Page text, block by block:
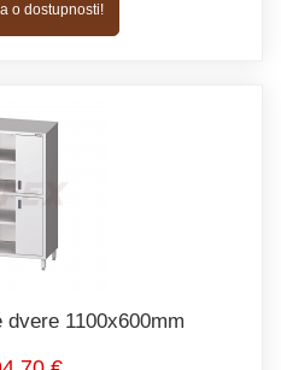
o dostupnosti!
1100x600mm